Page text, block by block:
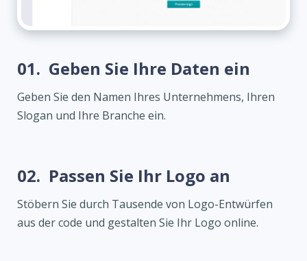
01. Geben Sie Ihre Daten ein
Geben Sie den Namen Ihres Unternehmens, Ihren
Slogan und Ihre Branche ein.
02. Passen Sie Ihr Logo an
Stöbern Sie durch Tausende von Logo-Entwürfen
aus der code und gestalten Sie Ihr Logo online.